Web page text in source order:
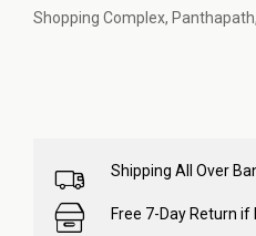
Shopping Complex,
Shipping All Over
Free 7-Day Return if